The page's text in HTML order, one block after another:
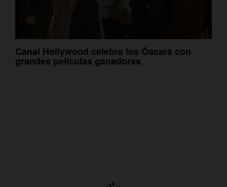
Canal Hollywood celebra los Óscars con
grandes películas ganadoras